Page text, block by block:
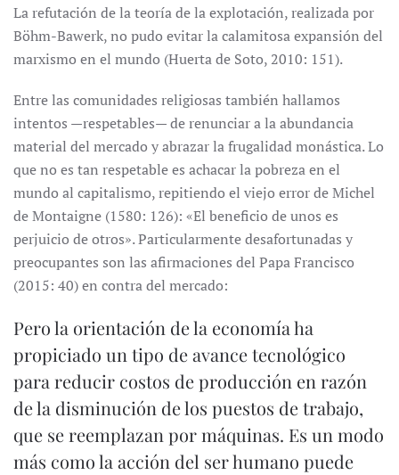
La refutación de la teoría de la explotación, realizada por
Böhm-Bawerk, no pudo evitar la calamitosa expansión del
marxismo en el mundo (Huerta de Soto, 2010: 151).
Entre las comunidades religiosas también hallamos
intentos —respetables— de renunciar a la abundancia
material del mercado y abrazar la frugalidad monástica. Lo
que no es tan respetable es achacar la pobreza en el
mundo al capitalismo, repitiendo el viejo error de Michel
de Montaigne (1580: 126): «El beneficio de unos es
perjuicio de otros». Particularmente desafortunadas y
preocupantes son las afirmaciones del Papa Francisco
(2015: 40) en contra del mercado:
Pero la orientación de la economía ha
propiciado un tipo de avance tecnológico
para reducir costos de producción en razón
de la disminución de los puestos de trabajo,
que se reemplazan por máquinas. Es un modo
más como la acción del ser humano puede